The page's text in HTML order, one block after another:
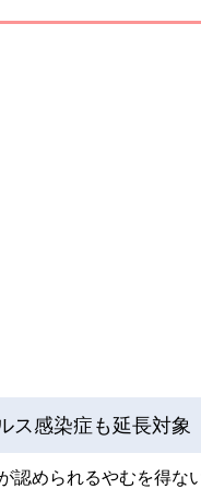
ス感染症も延長対象
認められるやむを得な